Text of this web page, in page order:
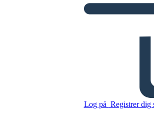
Log på Registrer dig
Tres Jóvenes